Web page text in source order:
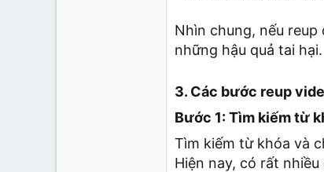
Nhìn chung, nếu
những hậu quả tai hại.
3. Các bước reup
Bước 1: Tìm kiếm từ
Tìm kiếm từ khóa và
Hiện nay, có rất